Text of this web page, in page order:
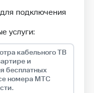
подключения
услуги:
кабельного ТВ
и
бесплатных
номера МТС